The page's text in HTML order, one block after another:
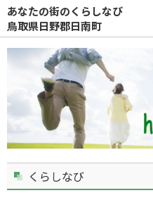
あなたの街のくらしなび
鳥取県日野郡日南町
くらしなび